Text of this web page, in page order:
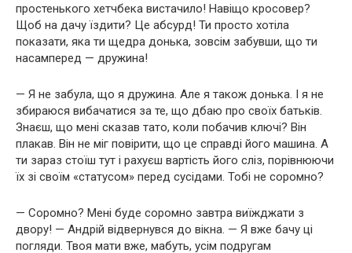
простенького хетчбека вистачило! Навіщо кросовер?
Щоб на дачу їздити? Це абсурд! Ти просто хотіла
показати, яка ти щедра донька, зовсім забувши, що ти
насамперед — дружина!
— Я не забула, що я дружина. Але я також донька. І я не
збираюся вибачатися за те, що дбаю про своїх батьків.
Знаєш, що мені сказав тато, коли побачив ключі? Він
плакав. Він не міг повірити, що це справді його машина. А
ти зараз стоїш тут і рахуєш вартість його сліз, порівнюючи
їх зі своїм «статусом» перед сусідами. Тобі не соромно?
— Соромно? Мені буде соромно завтра виїжджати з
двору! — Андрій відвернувся до вікна. — Я вже бачу ці
погляди. Твоя мати вже, мабуть, усім подругам